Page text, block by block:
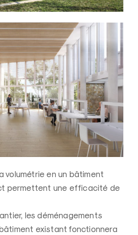
volumétrie en un bâtiment
permettent une efficacité de
les déménagements
existant fonctionnera